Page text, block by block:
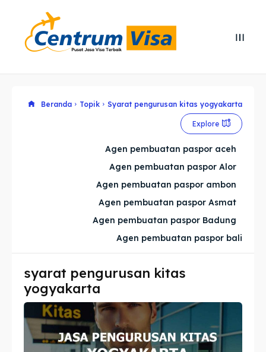
Cari
Cari
Explore our destinations
Imta
Legalisir
Apostille
Explore our destinations
Imta
Legalisir
Apostille
Beranda Topik Syarat pengurusan kitas yogyakarta
Explore
Agen pembuatan paspor aceh
Agen pembuatan paspor Alor
Agen pembuatan paspor ambon
Agen pembuatan paspor Asmat
Agen pembuatan paspor Badung
Agen pembuatan paspor bali
syarat pengurusan kitas
yogyakarta